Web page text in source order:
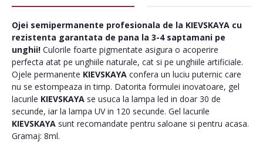
Ojei semipermanente profesionala de la KIEVSKAYA cu
rezistenta garantata de pana la 3-4 saptamani pe
unghii! Culorile foarte pigmentate asigura o acoperire
perfecta atat pe unghiile naturale, cat si pe unghiile artificiale.
Ojele permanente KIEVSKAYA confera un luciu puternic care
nu se estompeaza in timp. Datorita formulei inovatoare, gel
lacurile KIEVSKAYA se usuca la lampa led in doar 30 de
secunde, iar la lampa UV in 120 secunde. Gel lacurile
KIEVSKAYA sunt recomandate pentru saloane si pentru acasa.
Gramaj: 8ml.